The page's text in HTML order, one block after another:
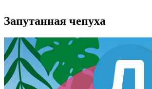
Запутанная чепуха